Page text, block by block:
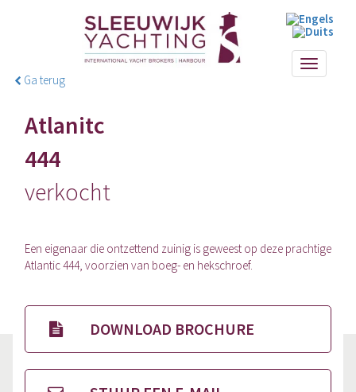
Toggle
Ga terug
Atlanitc
444
verkocht
Een eigenaar die ontzettend zuinig is geweest op deze prachtige
Atlantic 444, voorzien van boeg- en hekschroef.
DOWNLOAD BROCHURE